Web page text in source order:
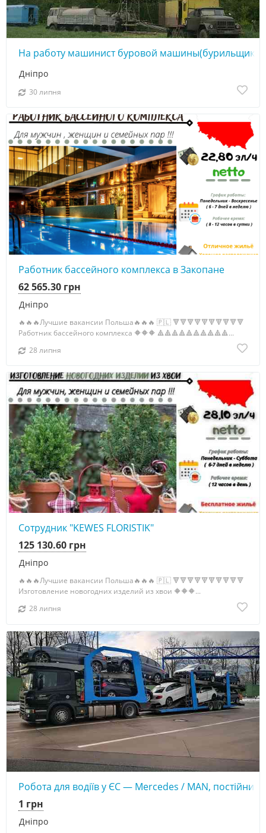
На работу машинист буровой машины(бурильщик)
Дніпро
30 липня
Работник бассейного комплекса в Закопане
Дніпро
62 565.30 грн
🔥🔥🔥Лучшие вакансии Польша🔥🔥🔥 🇵🇱 🔻🔻🔻🔻🔻🔻🔻🔻🔻🔻
Работник бассейного комплекса 🔶🔶🔶 🔺🔺🔺🔺🔺🔺🔺🔺🔺🔺...
28 липня
Сотрудник "KEWES FLORISTIK"
Дніпро
125 130.60 грн
🔥🔥🔥Лучшие вакансии Польша🔥🔥🔥 🇵🇱 🔻🔻🔻🔻🔻🔻🔻🔻🔻🔻
Изготовление новогодних изделий из хвои 🔶🔶🔶...
28 липня
Робота для водіїв у ЄС — Mercedes / MAN, постійний
Дніпро
1 грн